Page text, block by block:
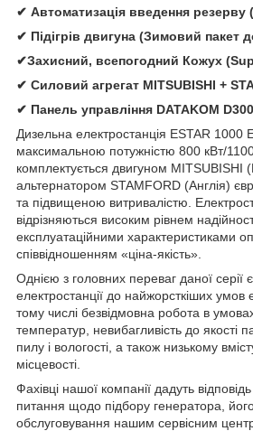
✔ Автоматизація введення резерву
✔ Підігрів двигуна (Зимовий пакет
✔Захисний, всепогодний Кожух
✔ Силовий агрегат MITSUBISHI +
✔ Панель управління DATAKOM
Дизельна електростанція ESTAR 1000
максимальною потужністю 800 кВт/
комплектується двигуном MITSUBISHI
альтернатором STAMFORD (Англія)
та підвищеною витривалістю.
відрізняються високим рівнем
експлуатаційними характеристиками
співвідношенням «ціна-якість».
Однією з головних переваг даної серії
електростанції до найжорсткіших умов
тому числі безвідмовна робота в
температур, невибагливість до якості
пилу і вологості, а також низькому
місцевості.
Фахівці нашої компанії дадуть
питання щодо підбору генератора,
обслуговування нашим сервісним